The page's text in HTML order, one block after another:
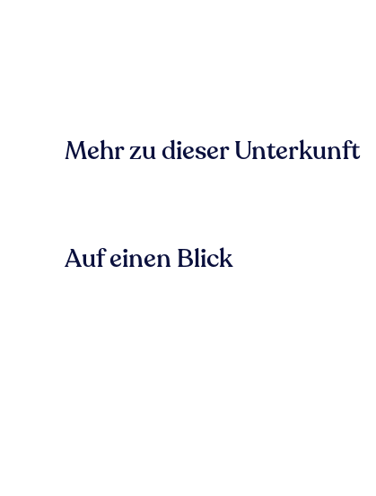
Mehr zu dieser Unterkunft
Auf einen Blick